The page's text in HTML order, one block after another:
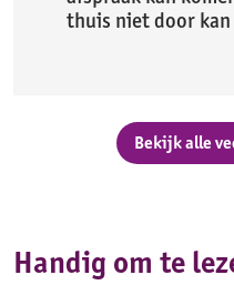
thuis niet door kan
Bekijk alle
Handig om te